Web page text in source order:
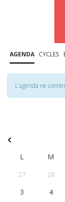
AGENDA CYCLES
L'agenda ne
L M
27
28
3
4